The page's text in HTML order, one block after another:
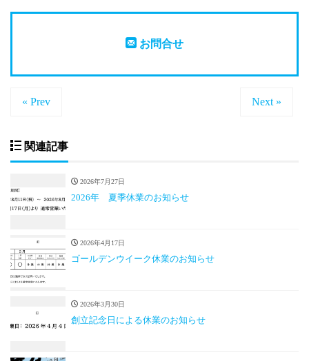
お問合せ
« Prev Next »
関連記事
2026年7月27日
2026年 夏季休業のお知らせ
2026年4月17日
ゴールデンウイーク休業のお知らせ
2026年3月30日
創立記念日による休業のお知らせ